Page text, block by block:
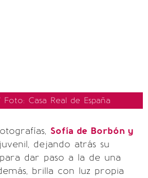
Casa Real de España
Sofía de Borbón y
dejando atrás su
dar paso a la de una
brilla con luz propia